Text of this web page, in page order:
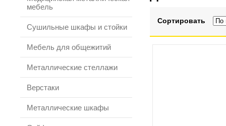
мебель
Сушильные шкафы и стойки
Мебель для общежитий
Металлические стеллажи
Верстаки
Металлические шкафы
Сортировать